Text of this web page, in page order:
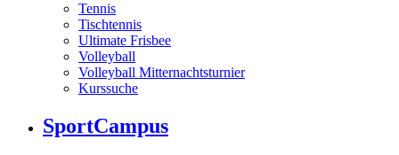
Tennis
Tischtennis
Ultimate Frisbee
Volleyball
Volleyball Mitternachtsturnier
Kurssuche
SportCampus